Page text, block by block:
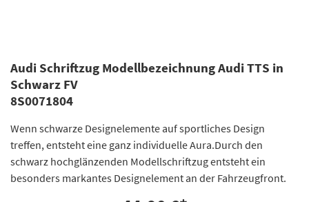
Audi Schriftzug Modellbezeichnung Audi TTS in
Schwarz FV
8S0071804
Wenn schwarze Designelemente auf sportliches Design
treffen, entsteht eine ganz individuelle Aura.Durch den
schwarz hochglänzenden Modellschriftzug entsteht ein
besonders markantes Designelement an der Fahrzeugfront.